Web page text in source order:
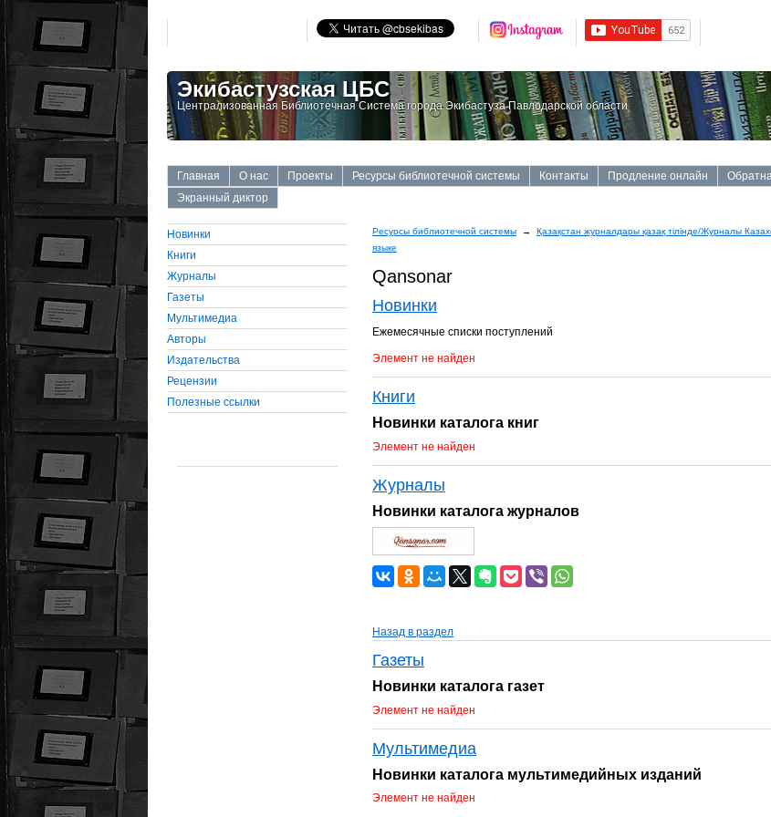
Экибастузская ЦБС
Централизованная Библиотечная Система города Экибастуза Павлодарской области
Главная О нас Проекты Ресурсы библиотечной системы Контакты Продление онлайн
Экранный диктор
Новинки
Книги
Журналы
Газеты
Мультимедиа
Авторы
Издательства
Рецензии
Полезные ссылки
Ресурсы библиотечной системы →
Қазақстан журналдары қазақ тілінде/Журналы
языке
Qansonar
Новинки
Ежемесячные списки поступлений
Элемент не найден
Книги
Новинки каталога книг
Элемент не найден
Журналы
Новинки каталога журналов
Назад в раздел
Газеты
Новинки каталога газет
Элемент не найден
Мультимедиа
Новинки каталога мультимедийных изданий
Элемент не найден